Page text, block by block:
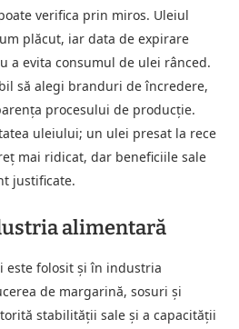
verifica prin miros. Uleiul
plăcut, iar data de expirare
a evita consumul de ulei rânced.
să alegi branduri de încredere,
procesului de producție.
uleiului; un ulei presat la rece
mai ridicat, dar beneficiile sale
justificate.
alimentară
este folosit și în industria
de margarină, sosuri și
stabilității sale și a capacității